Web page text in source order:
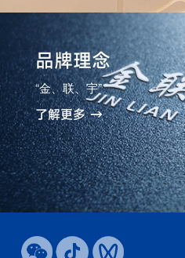
品牌理念
“金、联、宇”
了解更多 →